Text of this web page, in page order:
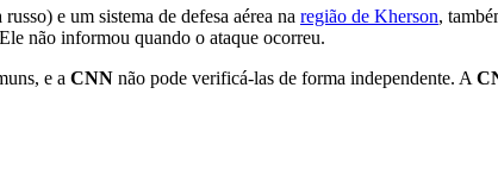
e um sistema de defesa aérea na região de Kherson,
não informou quando o ataque ocorreu.
e a CNN não pode verificá-las de forma independente. A